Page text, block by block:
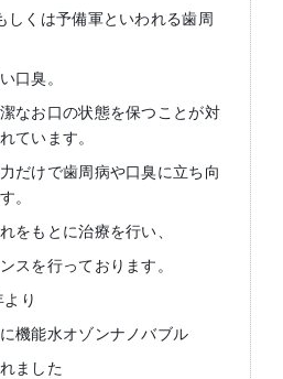
しくは予備軍といわれる歯周
口臭。
なお口の状態を保つことが対
ています。
だけで歯周病や口臭に立ち向
。
をもとに治療を行い、
スを行っております。
り
機能水オゾンナノバブル
ました